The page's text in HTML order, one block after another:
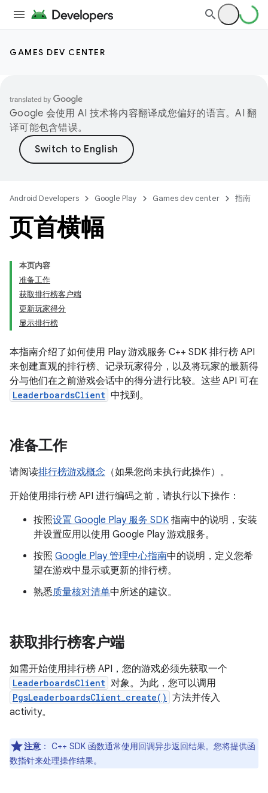
GAMES DEV CENTER
Google 会使用 AI 技术将内容翻译成您偏好的语言。AI 翻
译可能包含错误。
Android Developers Google Play Games dev center 指南
页首横幅
本页内容
准备工作
获取排行榜客户端
更新玩家得分
显示排行榜
本指南介绍了如何使用 Play 游戏服务 C++ SDK 排行榜 API
来创建直观的排行榜、记录玩家得分，以及将玩家的最新得
分与他们在之前游戏会话中的得分进行比较。这些 API 可在
LeaderboardsClient 中找到。
准备工作
请阅读排行榜游戏概念 （如果您尚未执行此操作）。
开始使用排行榜 API 进行编码之前，请执行以下操作：
按照设置 Google Play 服务 SDK 指南中的说明，安装
并设置应用以使用 Google Play 游戏服务。
按照 Google Play 管理中心指南中的说明，定义您希
望在游戏中显示或更新的排行榜。
熟悉质量核对清单中所述的建议。
获取排行榜客户端
如需开始使用排行榜 API，您的游戏必须先获取一个
LeaderboardsClient 对象。为此，您可以调用
PgsLeaderboardsClient_create() 方法并传入
activity。
注意 ： C++ SDK 函数通常使用回调异步返回结果。您将提供函
数指针来处理操作结果。